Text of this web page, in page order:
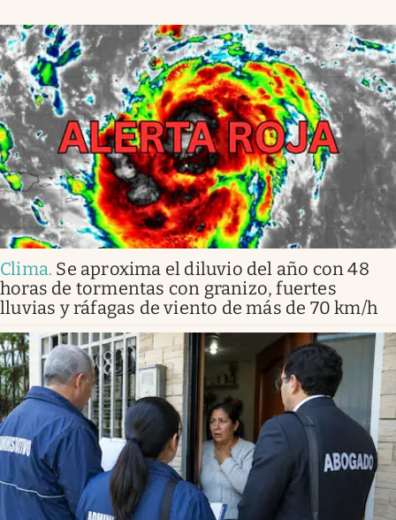
Clima. Se aproxima el diluvio del año con 48
horas de tormentas con granizo, fuertes
lluvias y ráfagas de viento de más de 70 km/h